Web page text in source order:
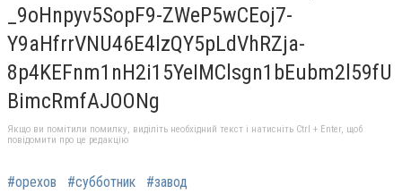
_9oHnpyv5SopF9-ZWeP5wCEoj7-
Y9aHfrrVNU46E4lzQY5pLdVhRZja-
8p4KEFnm1nH2i15YeIMClsgn1bEubm2l59fU
BimcRmfAJOONg
Якщо ви помітили помилку, виділіть необхідний текст і натисніть Ctrl + Enter, щоб
повідомити про це редакцію
#орехов #субботник #завод